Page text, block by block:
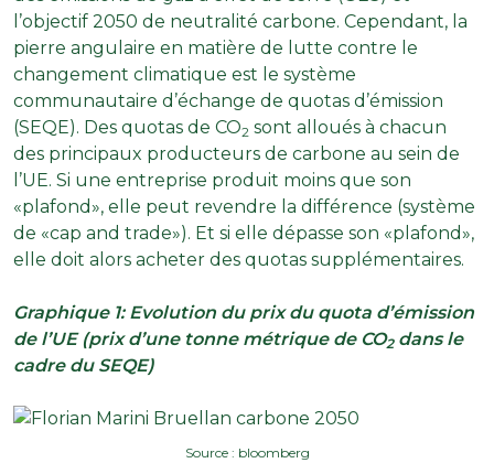
l’objectif 2050 de neutralité carbone. Cependant, la
pierre angulaire en matière de lutte contre le
changement climatique est le système
communautaire d’échange de quotas d’émission
(SEQE). Des quotas de CO2 sont alloués à chacun
des principaux producteurs de carbone au sein de
l’UE. Si une entreprise produit moins que son
«plafond», elle peut revendre la différence (système
de «cap and trade»). Et si elle dépasse son «plafond»,
elle doit alors acheter des quotas supplémentaires.
Graphique 1: Evolution du prix du quota d’émission
de l’UE (prix d’une tonne métrique de CO2dans le
cadre du SEQE)
Source : bloomberg